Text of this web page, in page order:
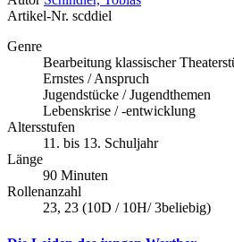
Artikel-Nr. scddiel
Genre
Bearbeitung klassischer
Ernstes / Anspruch
Jugendstücke / Jugendthemen
Lebenskrise / -entwicklung
Altersstufen
11. bis 13. Schuljahr
Länge
90 Minuten
Rollenanzahl
23, 23 (10D / 10H/ 3beliebig)